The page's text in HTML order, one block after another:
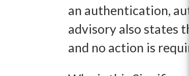
an authentication,
advisory also states
and no action is